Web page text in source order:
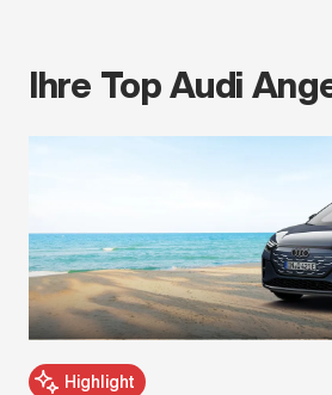
Ihre Top Audi
Highlight